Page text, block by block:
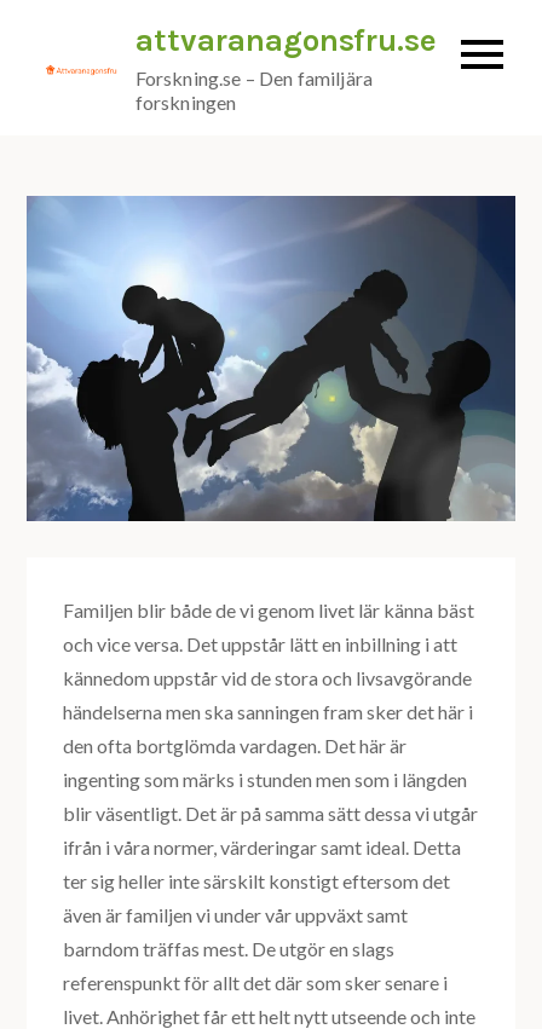
content
attvaranagonsfru.se
Forskning.se – Den familjära
forskningen
Familjen blir både de vi genom livet lär känna bäst
och vice versa. Det uppstår lätt en inbillning i att
kännedom uppstår vid de stora och livsavgörande
händelserna men ska sanningen fram sker det här i
den ofta bortglömda vardagen. Det här är
ingenting som märks i stunden men som i längden
blir väsentligt. Det är på samma sätt dessa vi utgår
ifrån i våra normer, värderingar samt ideal. Detta
ter sig heller inte särskilt konstigt eftersom det
även är familjen vi under vår uppväxt samt
barndom träffas mest. De utgör en slags
referenspunkt för allt det där som sker senare i
livet. Anhörighet får ett helt nytt utseende och inte